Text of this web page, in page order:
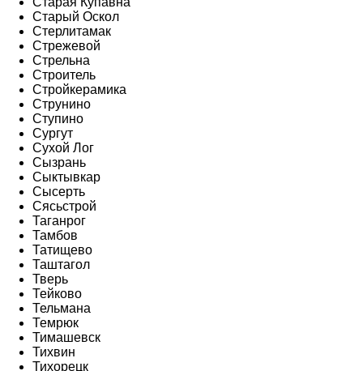
Старый Оскол
Стерлитамак
Стрежевой
Стрельна
Строитель
Стройкерамика
Струнино
Ступино
Сургут
Сухой Лог
Сызрань
Сыктывкар
Сысерть
Сясьстрой
Таганрог
Тамбов
Татищево
Таштагол
Тверь
Тейково
Тельмана
Темрюк
Тимашевск
Тихвин
Тихорецк